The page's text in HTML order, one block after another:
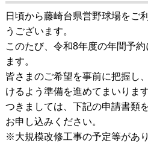
日頃から藤崎台県営野球場をご
うございます。
このたび、令和8年度の年間予
ます。
皆さまのご希望を事前に把握し
けるよう準備を進めてまいります
つきましては、下記の申請書類
お申し込みください。
※大規模改修工事の予定等があ